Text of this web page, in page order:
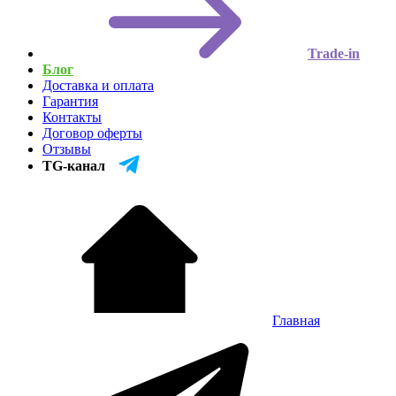
Trade-in
Блог
Доставка и оплата
Гарантия
Контакты
Договор оферты
Отзывы
TG-канал
Главная